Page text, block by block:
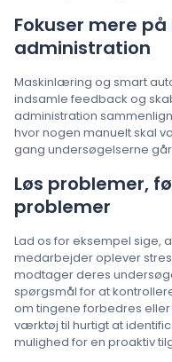
Fokuser mere
administration
Maskinlæring og smart
indsamle feedback og
administration
hvor nogen manuelt skal
gang undersøgelserne
Løs problemer,
problemer
Lad os for eksempel sige,
medarbejder oplever
modtager deres
spørgsmål for at
om tingene forbedres
værktøj til hurtigt at
mulighed for en proaktiv